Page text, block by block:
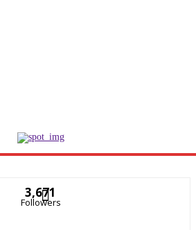
3,671
Followers